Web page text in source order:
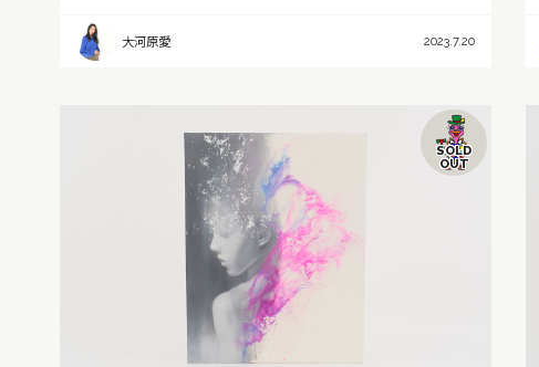
大河原愛 2023.7.20
SOLD
OUT